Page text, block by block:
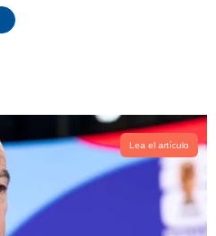
Lea el artículo